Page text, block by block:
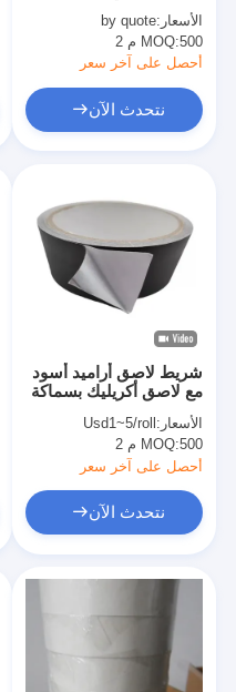
الزجاجية للعزل
الأسعار:by quote
MOQ:500 م 2
أحصل على آخر سعر
نتحدث الآن
شريط لاصق أراميد أسود
مع لاصق أكريليك بسماكة
0.1 مم
الأسعار: Usd1~5/roll
MOQ:500 م 2
أحصل على آخر سعر
نتحدث الآن